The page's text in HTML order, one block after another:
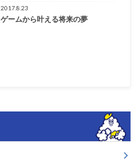
2017.8.23
ゲームから叶える将来の夢